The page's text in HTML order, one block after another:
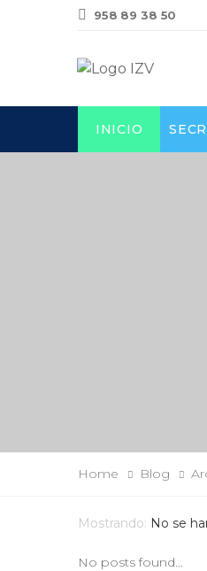
958 89 38 50
INICIO
Home Blog
Mostrando: No se
No posts found...